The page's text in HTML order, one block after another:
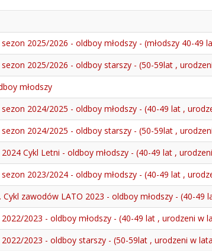
2025/2026 - oldboy młodszy - (młodszy 40-49
sezon 2025/2026 - oldboy starszy - (50-59lat ,
młodszy
2024/2025 - oldboy młodszy - (40-49 lat ,
sezon 2024/2025 - oldboy starszy - (50-59lat ,
Cykl Letni - oldboy młodszy - (40-49 lat ,
2023/2024 - oldboy młodszy - (40-49 lat ,
Cykl zawodów LATO 2023 - oldboy młodszy - (40-
2023 - oldboy młodszy - (40-49 lat , urodzeni w
2022/2023 - oldboy starszy - (50-59lat , urodzeni w